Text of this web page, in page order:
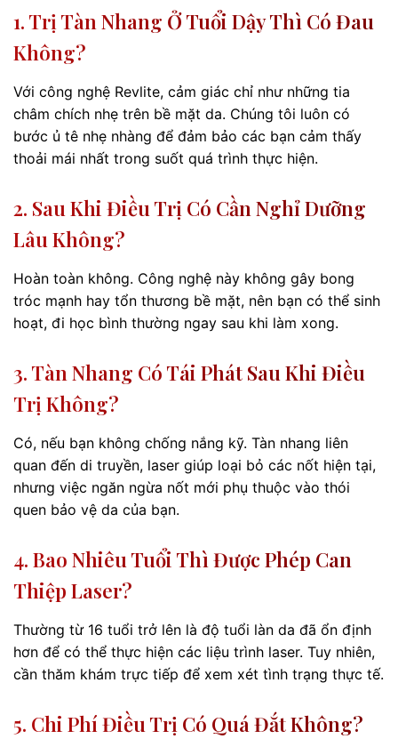
1. Trị Tàn Nhang Ở Tuổi Dậy Thì Có Đau
Không?
Với công nghệ Revlite, cảm giác chỉ như những tia
châm chích nhẹ trên bề mặt da. Chúng tôi luôn có
bước ủ tê nhẹ nhàng để đảm bảo các bạn cảm thấy
thoải mái nhất trong suốt quá trình thực hiện.
2. Sau Khi Điều Trị Có Cần Nghỉ Dưỡng
Lâu Không?
Hoàn toàn không. Công nghệ này không gây bong
tróc mạnh hay tổn thương bề mặt, nên bạn có thể sinh
hoạt, đi học bình thường ngay sau khi làm xong.
3. Tàn Nhang Có Tái Phát Sau Khi Điều
Trị Không?
Có, nếu bạn không chống nắng kỹ. Tàn nhang liên
quan đến di truyền, laser giúp loại bỏ các nốt hiện tại,
nhưng việc ngăn ngừa nốt mới phụ thuộc vào thói
quen bảo vệ da của bạn.
4. Bao Nhiêu Tuổi Thì Được Phép Can
Thiệp Laser?
Thường từ 16 tuổi trở lên là độ tuổi làn da đã ổn định
hơn để có thể thực hiện các liệu trình laser. Tuy nhiên,
cần thăm khám trực tiếp để xem xét tình trạng thực tế.
5. Chi Phí Điều Trị Có Quá Đắt Không?